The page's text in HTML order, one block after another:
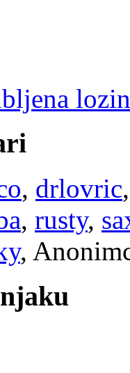
, drlovric
, rusty,
,